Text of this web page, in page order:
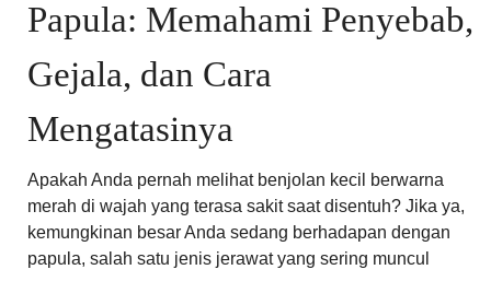
Papula: Memahami Penyebab,
Gejala, dan Cara
Mengatasinya
Apakah Anda pernah melihat benjolan kecil berwarna
merah di wajah yang terasa sakit saat disentuh? Jika ya,
kemungkinan besar Anda sedang berhadapan dengan
papula, salah satu jenis jerawat yang sering muncul